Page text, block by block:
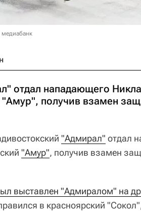
медиабанк
отдал нападающего
получив взамен
"Адмирал" отдал
"Амур", получив взамен
выставлен "Адмиралом" на
в красноярский